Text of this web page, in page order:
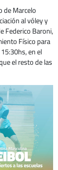
de Marcelo
al vóley y
Federico Baroni,
Físico para
en el
el resto de las